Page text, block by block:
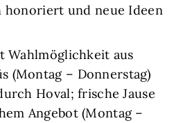
honoriert und neue Ideen
Wahlmöglichkeit aus
(Montag – Donnerstag)
Hoval; frische Jause
Angebot (Montag –